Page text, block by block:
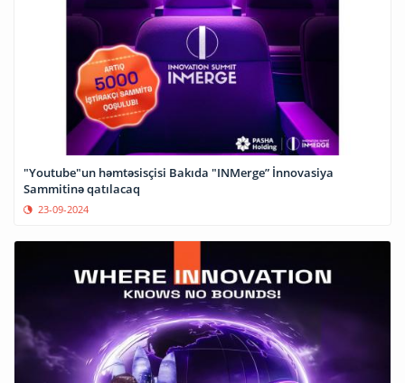
"Youtube"un həmtəsisçisi Bakıda "INMerge” İnnovasiya
Sammitinə qatılacaq
23-09-2024